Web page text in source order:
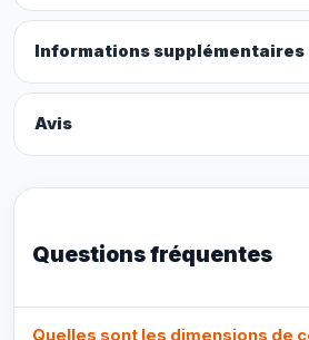
Informations supplémentaires
Avis
Questions fréquentes
Quelles sont les dimensions de